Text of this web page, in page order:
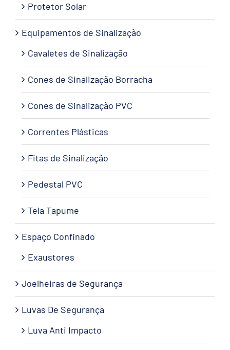
Protetor Solar
Equipamentos de Sinalização
Cavaletes de Sinalização
Cones de Sinalização Borracha
Cones de Sinalização PVC
Correntes Plásticas
Fitas de Sinalização
Pedestal PVC
Tela Tapume
Espaço Confinado
Exaustores
Joelheiras de Segurança
Luvas De Segurança
Luva Anti Impacto